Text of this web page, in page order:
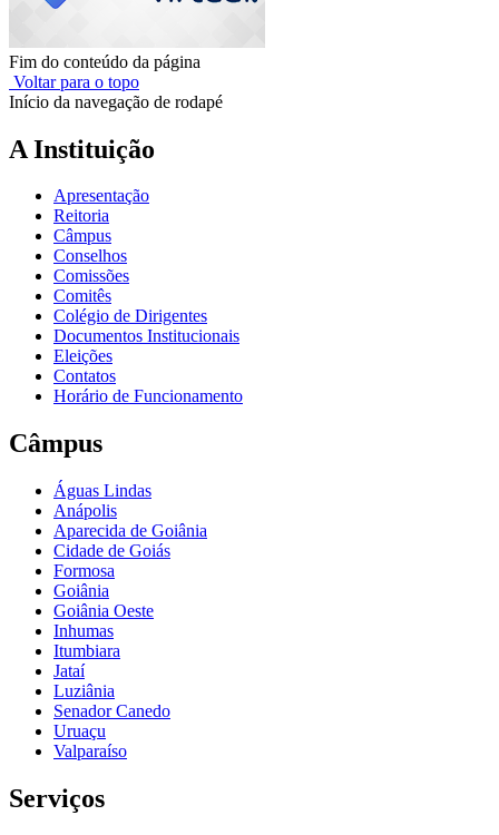
Fim do conteúdo da página
Voltar para o topo
Início da navegação de rodapé
A Instituição
Apresentação
Reitoria
Câmpus
Conselhos
Comissões
Comitês
Colégio de Dirigentes
Documentos Institucionais
Eleições
Contatos
Horário de Funcionamento
Câmpus
Águas Lindas
Anápolis
Aparecida de Goiânia
Cidade de Goiás
Formosa
Goiânia
Goiânia Oeste
Inhumas
Itumbiara
Jataí
Luziânia
Senador Canedo
Uruaçu
Valparaíso
Serviços